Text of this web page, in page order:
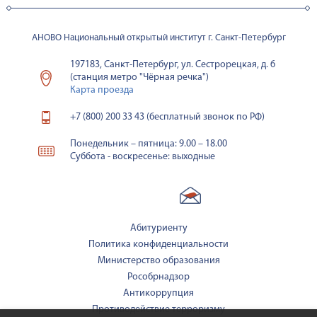
АНОВО Национальный открытый институт г. Санкт-Петербург
197183, Санкт-Петербург, ул. Сестрорецкая, д. 6
(станция метро "Чёрная речка")
Карта проезда
+7 (800) 200 33 43 (бесплатный звонок по РФ)
Понедельник – пятница: 9.00 – 18.00
Суббота - воскресенье: выходные
Абитуриенту
Политика конфиденциальности
Министерство образования
Рособрнадзор
Антикоррупция
Противодействие терроризму